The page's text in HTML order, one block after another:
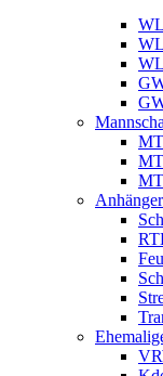
Anhänger